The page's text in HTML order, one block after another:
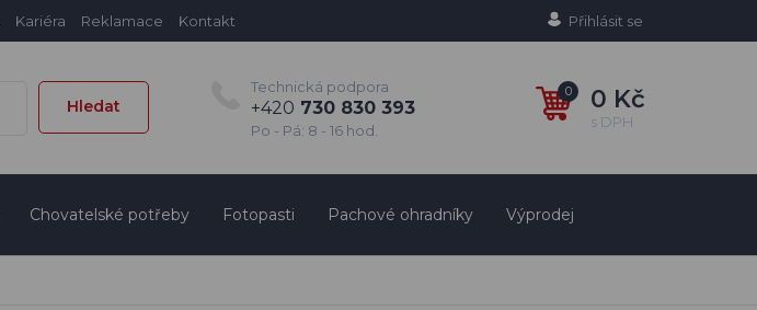
Kariéra Reklamace Kontakt Přihlásit se
Hledat
Technická podpora
+420 730 830 393
Po - Pá: 8 - 16 hod.
0 0 Kč
s DPH
Chovatelské potřeby Fotopasti Pachové ohradníky Výprodej